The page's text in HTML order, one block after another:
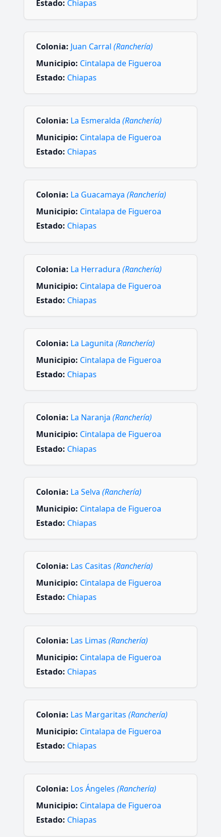
Estado: Chiapas
Colonia: Juan Carral (Ranchería)
Municipio: Cintalapa de Figueroa
Estado: Chiapas
Colonia: La Esmeralda (Ranchería)
Municipio: Cintalapa de Figueroa
Estado: Chiapas
Colonia: La Guacamaya (Ranchería)
Municipio: Cintalapa de Figueroa
Estado: Chiapas
Colonia: La Herradura (Ranchería)
Municipio: Cintalapa de Figueroa
Estado: Chiapas
Colonia: La Lagunita (Ranchería)
Municipio: Cintalapa de Figueroa
Estado: Chiapas
Colonia: La Naranja (Ranchería)
Municipio: Cintalapa de Figueroa
Estado: Chiapas
Colonia: La Selva (Ranchería)
Municipio: Cintalapa de Figueroa
Estado: Chiapas
Colonia: Las Casitas (Ranchería)
Municipio: Cintalapa de Figueroa
Estado: Chiapas
Colonia: Las Limas (Ranchería)
Municipio: Cintalapa de Figueroa
Estado: Chiapas
Colonia: Las Margaritas (Ranchería)
Municipio: Cintalapa de Figueroa
Estado: Chiapas
Colonia: Los Ángeles (Ranchería)
Municipio: Cintalapa de Figueroa
Estado: Chiapas